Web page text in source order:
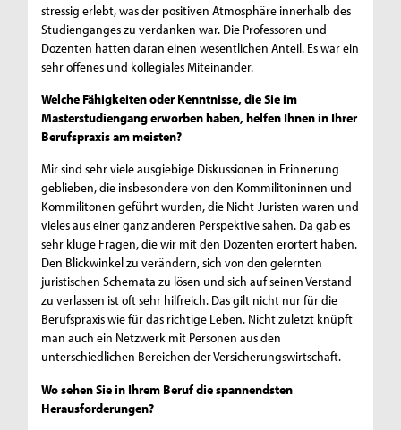
stressig erlebt, was der positiven Atmosphäre innerhalb des
Studienganges zu verdanken war. Die Professoren und
Dozenten hatten daran einen wesentlichen Anteil. Es war ein
sehr offenes und kollegiales Miteinander.
Welche Fähigkeiten oder Kenntnisse, die Sie im
Masterstudiengang erworben haben, helfen Ihnen in Ihrer
Berufspraxis am meisten?
Mir sind sehr viele ausgiebige Diskussionen in Erinnerung
geblieben, die insbesondere von den Kommilitoninnen und
Kommilitonen geführt wurden, die Nicht-Juristen waren und
vieles aus einer ganz anderen Perspektive sahen. Da gab es
sehr kluge Fragen, die wir mit den Dozenten erörtert haben.
Den Blickwinkel zu verändern, sich von den gelernten
juristischen Schemata zu lösen und sich auf seinen Verstand
zu verlassen ist oft sehr hilfreich. Das gilt nicht nur für die
Berufspraxis wie für das richtige Leben. Nicht zuletzt knüpft
man auch ein Netzwerk mit Personen aus den
unterschiedlichen Bereichen der Versicherungswirtschaft.
Wo sehen Sie in Ihrem Beruf die spannendsten
Herausforderungen?